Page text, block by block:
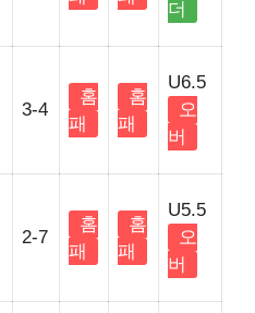
더
3-4
홈
패
홈
패
U6.5
오
버
2-7
홈
패
홈
패
U5.5
오
버